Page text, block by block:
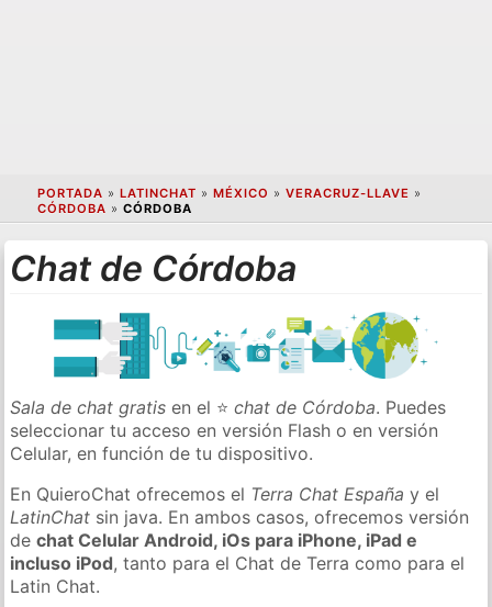
PORTADA » LATINCHAT » MÉXICO » VERACRUZ-LLAVE »
CÓRDOBA » CÓRDOBA
Chat de Córdoba
Sala de chat gratis en el ⭐chat de Córdoba. Puedes
seleccionar tu acceso en versión Flash o en versión
Celular, en función de tu dispositivo.
En QuieroChat ofrecemos el Terra Chat España y el
LatinChat sin java. En ambos casos, ofrecemos versión
dechat Celular Android, iOs para iPhone, iPad e
incluso iPod, tanto para el Chat de Terra como para el
Latin Chat.